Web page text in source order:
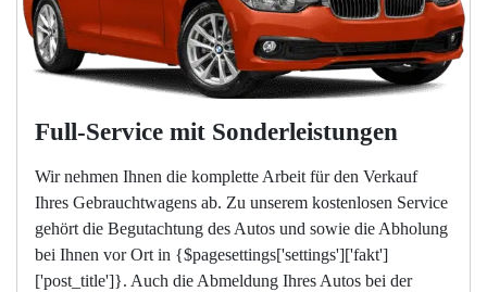
Full-Service mit Sonderleistungen
Wir nehmen Ihnen die komplette Arbeit für den Verkauf
Ihres Gebrauchtwagens ab. Zu unserem kostenlosen Service
gehört die Begutachtung des Autos und sowie die Abholung
bei Ihnen vor Ort in {$pagesettings['settings']['fakt']
['post_title']}. Auch die Abmeldung Ihres Autos bei der